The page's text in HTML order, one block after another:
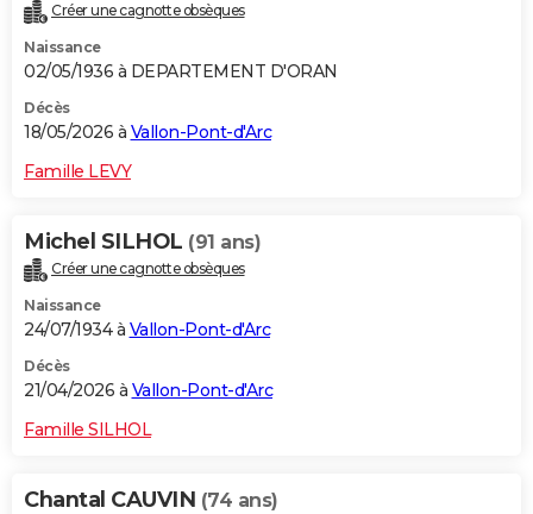
Créer une cagnotte obsèques
Naissance
02/05/1936 à DEPARTEMENT D'ORAN
Décès
18/05/2026 à Vallon-Pont-d'Arc
Famille LEVY
Michel SILHOL (91 ans)
Créer une cagnotte obsèques
Naissance
24/07/1934 à Vallon-Pont-d'Arc
Décès
21/04/2026 à Vallon-Pont-d'Arc
Famille SILHOL
Chantal CAUVIN (74 ans)